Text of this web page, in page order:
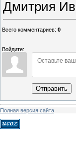
Дмитрия
Всего комментариев: 0
Войдите:
Отправить
Полная версия сайта